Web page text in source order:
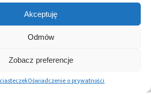
Akceptuję
Odmów
Zobacz preferencje
Oświadczenie o prywatności
rozszerzają
współpracę
o dostarczanie
dotyczących
i pożarów
wykorzystanie
zaawansowaną
analizę